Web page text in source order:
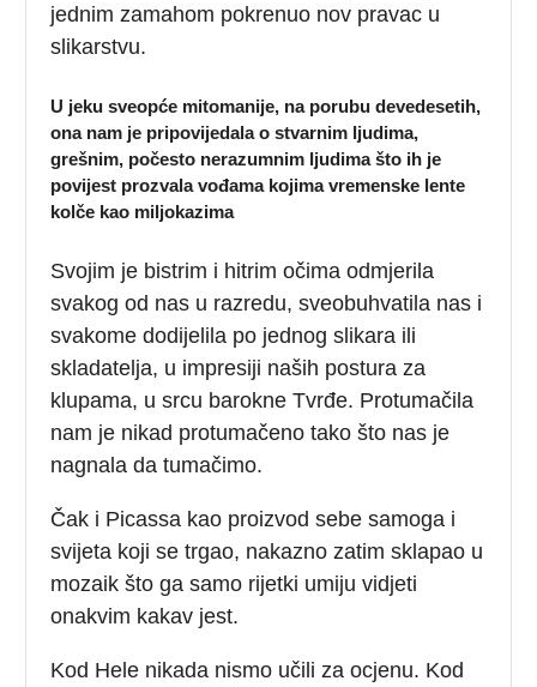
jednim zamahom pokrenuo nov pravac u
slikarstvu.
U jeku sveopće mitomanije, na porubu devedesetih,
ona nam je pripovijedala o stvarnim ljudima,
grešnim, počesto nerazumnim ljudima što ih je
povijest prozvala vođama kojima vremenske lente
kolče kao miljokazima
Svojim je bistrim i hitrim očima odmjerila
svakog od nas u razredu, sveobuhvatila nas i
svakome dodijelila po jednog slikara ili
skladatelja, u impresiji naših postura za
klupama, u srcu barokne Tvrđe. Protumačila
nam je nikad protumačeno tako što nas je
nagnala da tumačimo.
Čak i Picassa kao proizvod sebe samoga i
svijeta koji se trgao, nakazno zatim sklapao u
mozaik što ga samo rijetki umiju vidjeti
onakvim kakav jest.
Kod Hele nikada nismo učili za ocjenu. Kod